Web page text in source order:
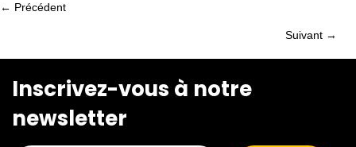
Posts
← Précédent
navigation
Suivant →
Inscrivez-vous à notre
newsletter